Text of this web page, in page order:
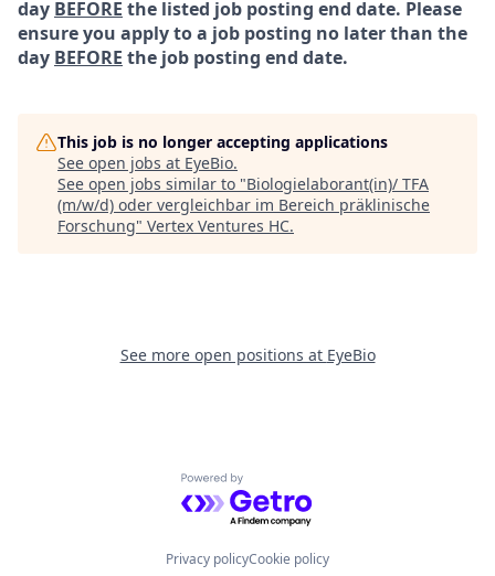
day BEFORE the listed job posting end date. Please
ensure you apply to a job posting no later than the
day BEFORE the job posting end date.
This job is no longer accepting applications
See open jobs at EyeBio.
See open jobs similar to "Biologielaborant(in)/ TFA
(m/w/d) oder vergleichbar im Bereich präklinische
Forschung" Vertex Ventures HC.
See more open positions at EyeBio
Powered by Getro.com
Privacy policyCookie policy